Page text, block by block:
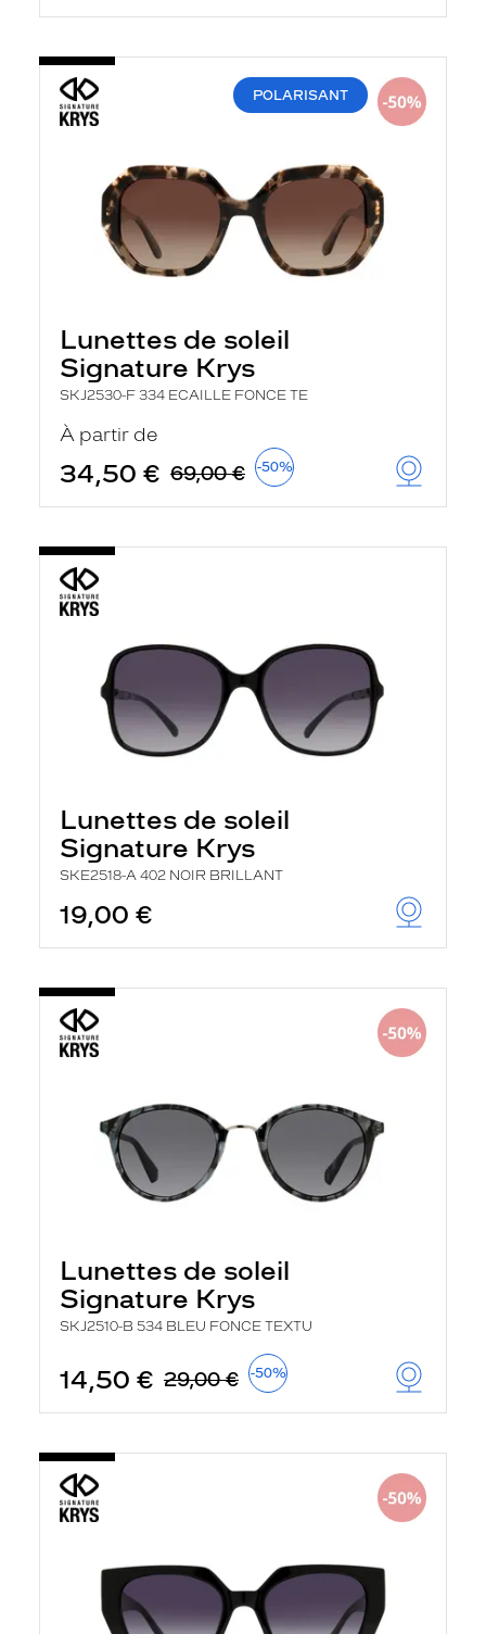
POLARISANT
Lunettes de soleil
Signature Krys
SKJ2530-F 334 ECAILLE FONCE TE
À partir de
34,50 € 69,00 € -50%
Lunettes de soleil
Signature Krys
SKE2518-A 402 NOIR BRILLANT
19,00 €
Lunettes de soleil
Signature Krys
SKJ2510-B 534 BLEU FONCE TEXTU
14,50 € 29,00 € -50%